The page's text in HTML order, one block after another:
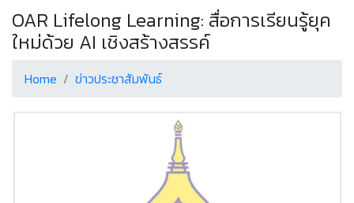
OAR Lifelong Learning: สื่อการเรียนรู้ยุค
ใหม่ด้วย AI เชิงสร้างสรรค์
Home ข่าวประชาสัมพันธ์